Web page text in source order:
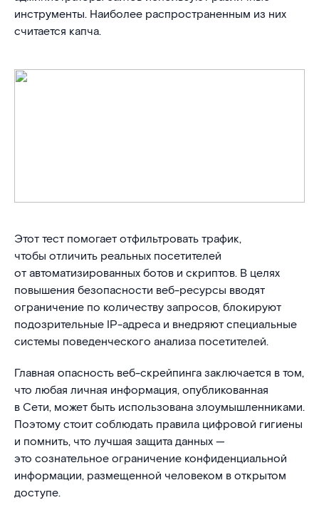
инструменты. Наиболее распространенным из них
считается капча.
Этот тест помогает отфильтровать трафик,
чтобы отличить реальных посетителей
от автоматизированных ботов и скриптов. В целях
повышения безопасности веб-ресурсы вводят
ограничение по количеству запросов, блокируют
подозрительные IP-адреса и внедряют специальные
системы поведенческого анализа посетителей.
Главная опасность веб-скрейпинга заключается в том,
что любая личная информация, опубликованная
в Сети, может быть использована злоумышленниками.
Поэтому стоит соблюдать правила цифровой гигиены
и помнить, что лучшая защита данных —
это сознательное ограничение конфиденциальной
информации, размещенной человеком в открытом
доступе.